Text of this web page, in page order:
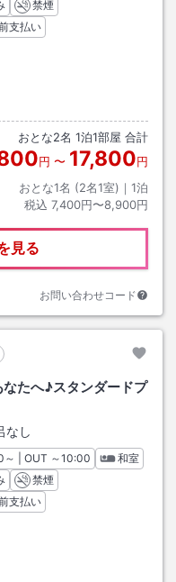
禁煙
支払い
おとな2名 1泊1部屋 合計
円 〜 17,800円
おとな1名 (2名1室)｜ 1泊
税込 7,400円〜8,900円
見る
お問い合わせコード
たへ♪スタンダードプ
なし
クイン
～ | OUT チェックアウト
～10:00
和室
禁煙
支払い